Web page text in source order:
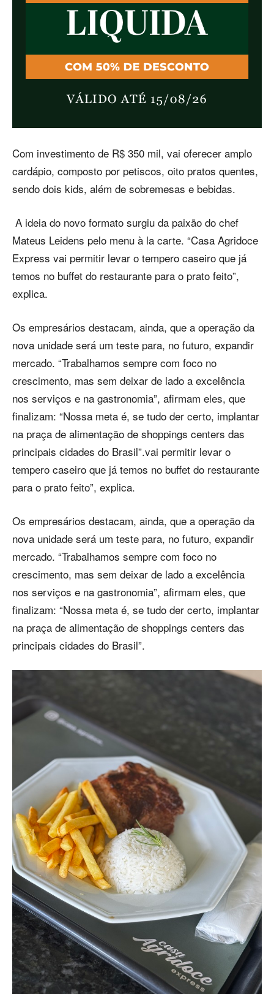
Com investimento de R$ 350 mil, vai oferecer amplo
cardápio, composto por petiscos, oito pratos quentes,
sendo dois kids, além de sobremesas e bebidas.
A ideia do novo formato surgiu da paixão do chef
Mateus Leidens pelo menu à la carte. “Casa Agridoce
Express vai permitir levar o tempero caseiro que já
temos no buffet do restaurante para o prato feito”,
explica.
Os empresários destacam, ainda, que a operação da
nova unidade será um teste para, no futuro, expandir
mercado. “Trabalhamos sempre com foco no
crescimento, mas sem deixar de lado a excelência
nos serviços e na gastronomia”, afirmam eles, que
finalizam: “Nossa meta é, se tudo der certo, implantar
na praça de alimentação de shoppings centers das
principais cidades do Brasil”.vai permitir levar o
tempero caseiro que já temos no buffet do restaurante
para o prato feito”, explica.
Os empresários destacam, ainda, que a operação da
nova unidade será um teste para, no futuro, expandir
mercado. “Trabalhamos sempre com foco no
crescimento, mas sem deixar de lado a excelência
nos serviços e na gastronomia”, afirmam eles, que
finalizam: “Nossa meta é, se tudo der certo, implantar
na praça de alimentação de shoppings centers das
principais cidades do Brasil”.